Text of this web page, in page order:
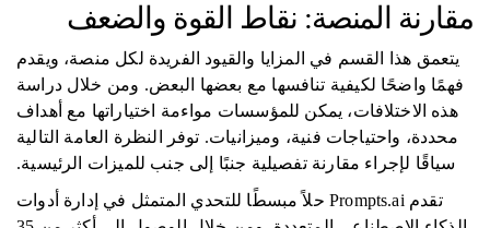
مقارنة المنصة: نقاط القوة والضعف
يتعمق هذا القسم في المزايا والقيود الفريدة لكل منصة، ويقدم
فهمًا واضحًا لكيفية تنافسها مع بعضها البعض. ومن خلال دراسة
هذه الاختلافات، يمكن للمؤسسات مواءمة اختياراتها مع أهداف
محددة، واحتياجات فنية، وميزانيات. توفر النظرة العامة التالية
سياقًا لإجراء مقارنة تفصيلية جنبًا إلى جنب للميزات الرئيسية.
تقدم Prompts.ai حلاً مبسطًا للتحدي المتمثل في إدارة أدوات